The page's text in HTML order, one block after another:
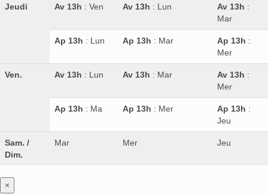
Jeudi Av 13h : Ven Av 13h : Lun Av 13h :
Mar
Ap 13h : Lun Ap 13h : Mar Ap 13h :
Mer
Ven. Av 13h : Lun Av 13h : Mar Av 13h :
Mer
Ap 13h : Ma Ap 13h : Mer Ap 13h :
Jeu
Sam. /
Dim.
Mar Mer Jeu
×